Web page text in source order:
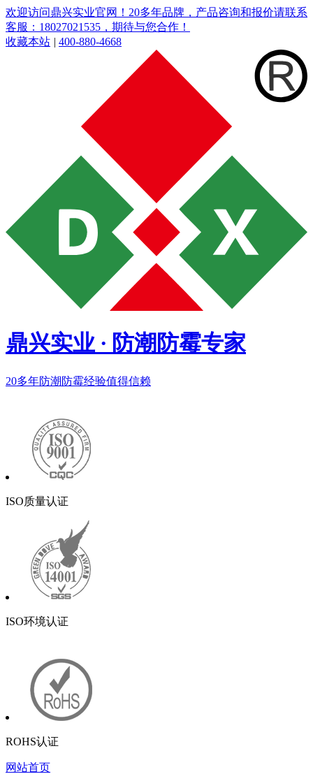
欢迎访问鼎兴实业官网！20多年品牌，产品咨询和报价请联系
客服：18027021535，期待与您合作！
收藏本站 | 400-880-4668
鼎兴实业 · 防潮防霉专家
20多年防潮防霉经验值得信赖
ISO质量认证
ISO环境认证
ROHS认证
网站首页